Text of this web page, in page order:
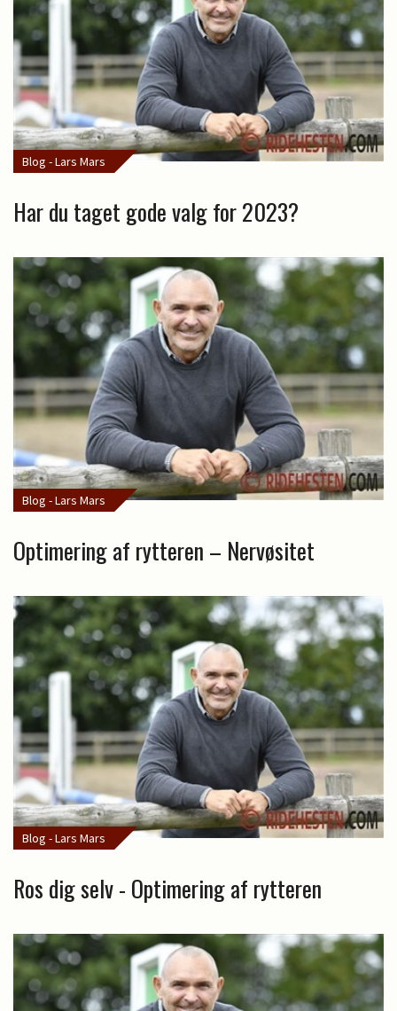
Blog - Lars Mars
Har du taget gode valg for 2023?
Blog - Lars Mars
Optimering af rytteren – Nervøsitet
Blog - Lars Mars
Ros dig selv - Optimering af rytteren